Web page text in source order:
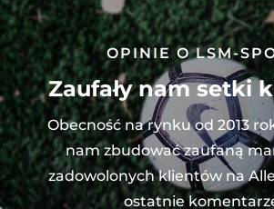
OPINIE O LSM-
Zaufały nam setki
Obecność na rynku od 2013
nam zbudować zaufaną
zadowolonych klientów na
ostatnie